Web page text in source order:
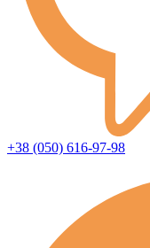
+38 (050) 616-97-98